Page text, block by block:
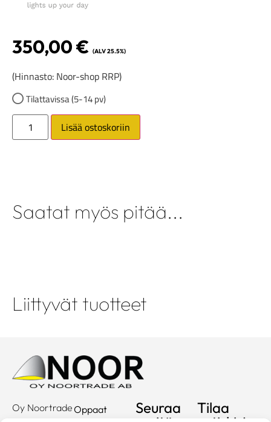
350,00€ (ALV 25.5%)
(Hinnasto: Noor-shop RRP)
Tilattavissa (5-14 pv)
Lisää ostoskoriin
Saatat myös pitää...
Liittyvät tuotteet
Oy NoortradeOppaat
Seuraa
Tilaa